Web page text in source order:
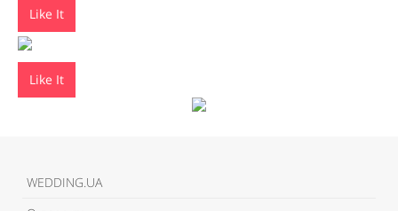
Like It
Like It
WEDDING.UA